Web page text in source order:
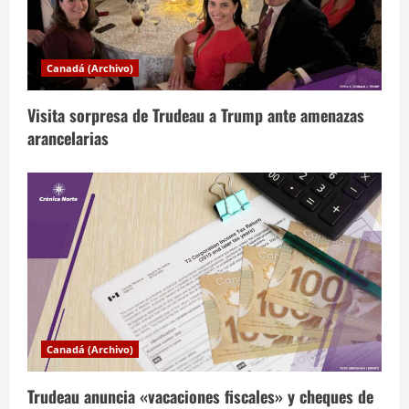
d
a
s
Canadá (Archivo)
Visita sorpresa de Trudeau a Trump ante amenazas
arancelarias
Canadá (Archivo)
Trudeau anuncia «vacaciones fiscales» y cheques de